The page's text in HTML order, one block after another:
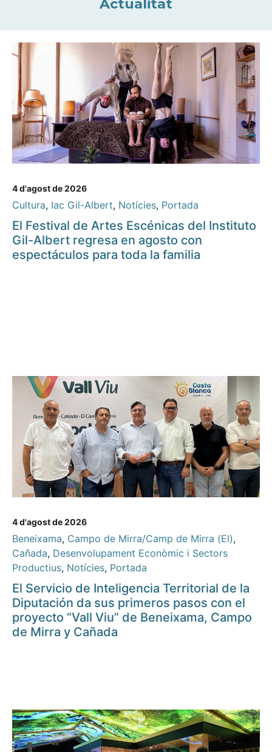
Actualitat
4 d'agost de 2026
Cultura, Iac Gil-Albert, Notícies, Portada
El Festival de Artes Escénicas del Instituto
Gil-Albert regresa en agosto con
espectáculos para toda la familia
4 d'agost de 2026
Beneixama, Campo de Mirra/Camp de Mirra (El),
Cañada, Desenvolupament Econòmic i Sectors
Productius, Notícies, Portada
El Servicio de Inteligencia Territorial de la
Diputación da sus primeros pasos con el
proyecto “Vall Viu” de Beneixama, Campo
de Mirra y Cañada